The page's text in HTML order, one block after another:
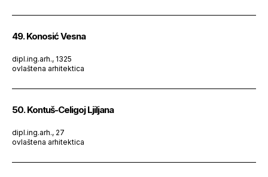
49. Konosić Vesna
dipl.ing.arh., 1325
ovlaštena arhitektica
50. Kontuš-Celigoj Ljiljana
dipl.ing.arh., 27
ovlaštena arhitektica